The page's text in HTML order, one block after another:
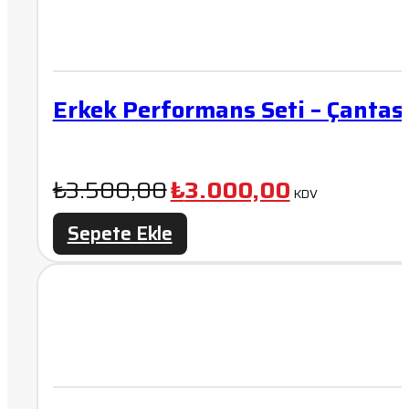
Erkek Performans Seti –
₺3.500,00Orijinal
fiyat:
₺3.500,00.
₺3.000,00Şu
KDV
Sepete Ekle